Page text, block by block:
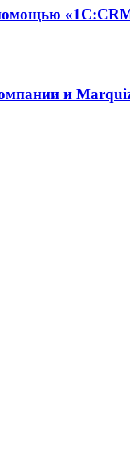
помощью
и